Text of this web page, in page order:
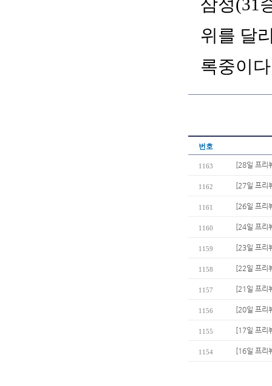
삼성(31
위를 달
록중이
번호
1163 [28일 프리
1162 [27일 프리
1161 [26일 프리
1160 [24일 프리
1159 [23일 프리
1158 [22일 프리
1157 [21일 프리
1156 [20일 프리
1155 [17일 프리
1154 [16일 프리